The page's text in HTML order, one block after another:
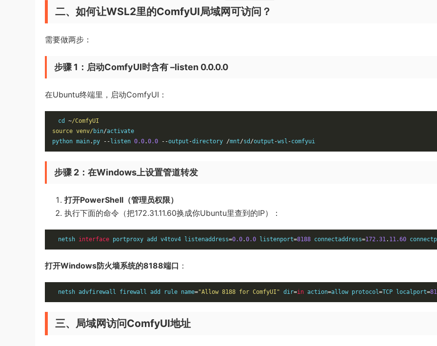
二、如何让WSL2里的ComfyUI局域网可访问？
需要做两步：
步骤 1：启动ComfyUI时含有 –listen 0.0.0.0
在Ubuntu终端里，启动ComfyUI：
cd ~/ComfyUI
source venv/ bin/activate
python main. py -- listen 0.0.0.0 --output -directory /mnt/sd /output -wsl -comfyui
步骤 2：在Windows上设置管道转发
打开PowerShell（管理员权限）
执行下面的命令（把172.31.11.60换成你Ubuntu里查到的IP）：
netsh interface portproxy add v4tov4 listenaddress=0.0.0.0 listenport=8188 connectaddress=172.31. 11.60
打开Windows防火墙系统的8188端口 ：
netsh advfirewall firewall add rule name="Allow 8188 for ComfyUI" dir=in action=allow protocol=TCP localport=
三、局域网访问ComfyUI地址